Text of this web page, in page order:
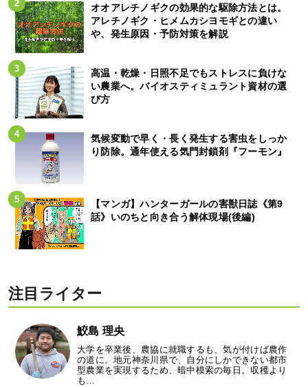
オオアレチノギクの効果的な駆除方法とは。
アレチノギク・ヒメムカシヨモギとの違い
や、発生原因・予防対策を解説
高温・乾燥・日照不足でもストレスに負けな
い農業へ。バイオスティミュラント資材の選
び方
気候変動で早く・長く発生する害虫をしっか
り防除。通年使える気門封鎖剤『フーモン』
【マンガ】ハンターガールの害獣日誌《第9
話》いのちと向き合う解体現場(後編)
注目ライター
鮫島 理央
大学を卒業後、農協に就職するも、気が付けば農作
の道に。地元神奈川県で、自分にしかできない都市
型農業を実現するため、暗中模索の毎日。収穫より
も…